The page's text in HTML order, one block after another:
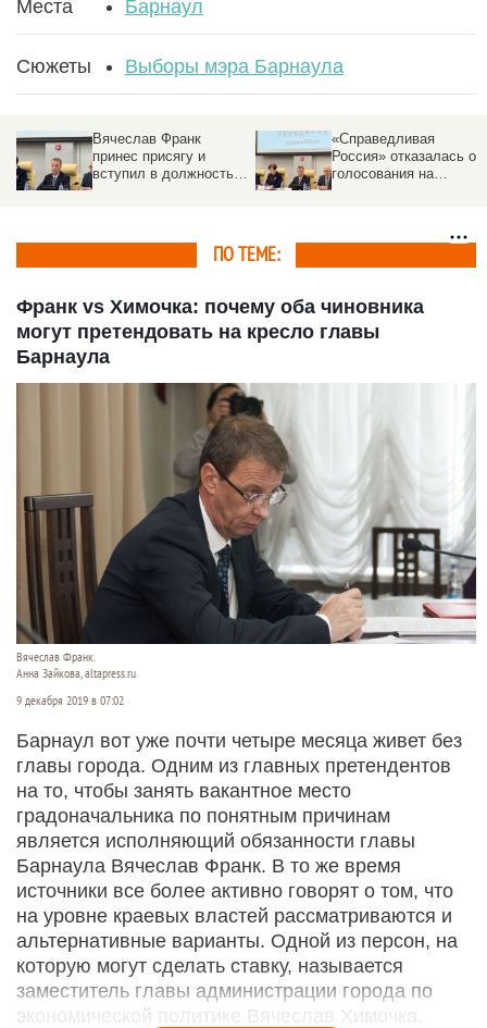
Места Барнаул
Сюжеты Выборы мэра Барнаула
Вячеслав Франк
принес присягу и
вступил в должность
«Справедливая
Россия» отказалась от
голосования на
ПО ТЕМЕ:
Франк vs Химочка: почему оба чиновника
могут претендовать на кресло главы
Барнаула
Вячеслав Франк.
Анна Зайкова, altapress.ru
9 декабря 2019 в 07:02
Барнаул вот уже почти четыре месяца живет без
главы города. Одним из главных претендентов
на то, чтобы занять вакантное место
градоначальника по понятным причинам
является исполняющий обязанности главы
Барнаула Вячеслав Франк. В то же время
источники все более активно говорят о том, что
на уровне краевых властей рассматриваются и
альтернативные варианты. Одной из персон, на
которую могут сделать ставку, называется
заместитель главы администрации города по
экономической политике Вячеслав Химочка.